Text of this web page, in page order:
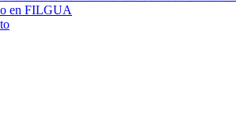
en FILGUA